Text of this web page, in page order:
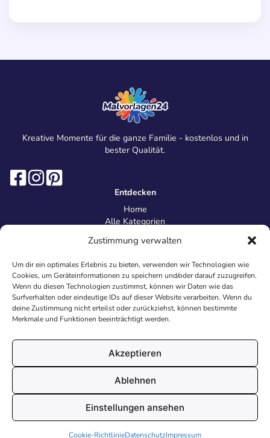
Zustimmung verwalten
Um dir ein optimales Erlebnis zu bieten, verwenden wir Technologien wie
Cookies, um Geräteinformationen zu speichern und/oder darauf zuzugreifen.
Wenn du diesen Technologien zustimmst, können wir Daten wie das
Surfverhalten oder eindeutige IDs auf dieser Website verarbeiten. Wenn du
deine Zustimmung nicht erteilst oder zurückziehst, können bestimmte
Merkmale und Funktionen beeinträchtigt werden.
Akzeptieren
Ablehnen
Einstellungen ansehen
Cookie-RichtlinieDatenschutzImpressum
Kreative Momente für die ganze Familie - kostenlos und in
bester Qualität.
Entdecken
Home
Alle Kategorien
Information
Über uns
Kontakt
Inhaltsrichtlinien
Recht & Datenschutz
Impressum
AGB
Cookies
© 2026 Malvorlagen24.de - Alle Rechte vorbehalten. Made with
in Deutschland.